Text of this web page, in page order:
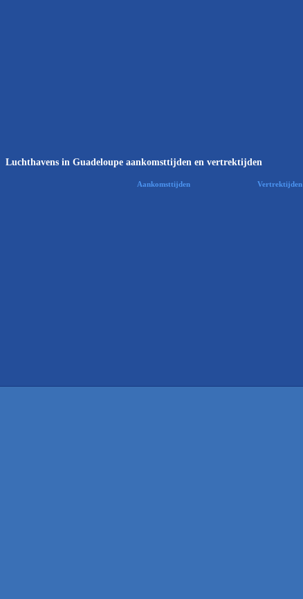
Luchthavens in Guadeloupe aankomsttijden en vertrektijden
Aankomsttijden Vertrektijden